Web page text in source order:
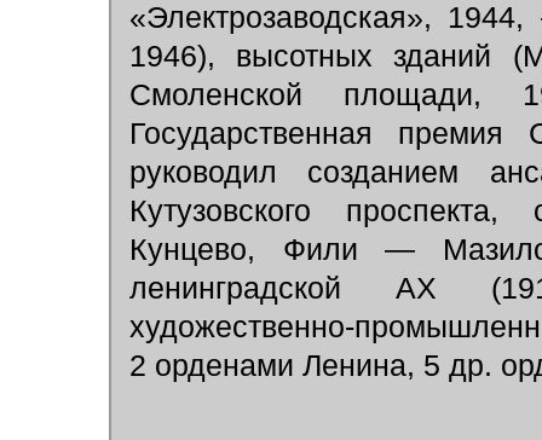
«Электрозаводская»,
1946), высотных зданий
Смоленской
Государственная
руководил созданием
Кутузовского
Кунцево, Фили —
ленинградской АХ
художественно-
2 орденами Ленина, 5 др.